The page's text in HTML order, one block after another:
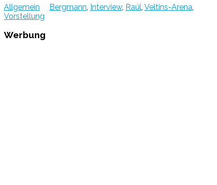
Allgemein
Bergmann Interview, Raúl Veltins-Arena
Vorstellung
Werbung